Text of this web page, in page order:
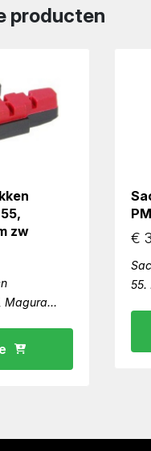
producten
zw
Magura
€
55.